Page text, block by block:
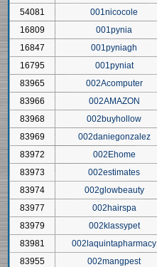
54081
001nicocole
16809
001pynia
16847
001pyniagh
16795
001pyniat
83965
002Acomputer
83966
002AMAZON
83968
002buyhollow
83969
002daniegonzalez
83972
002Ehome
83973
002estimates
83974
002glowbeauty
83977
002hairspa
83979
002klassypet
83981
002laquintapharmacy
83955
002mangpest